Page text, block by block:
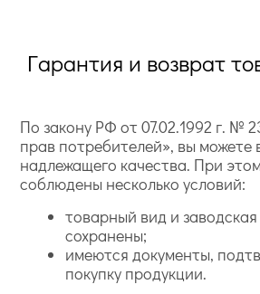
Гарантия и возврат
По закону РФ от 07.02.1992 г. №
прав потребителей», вы можете
надлежащего качества. При
соблюдены несколько условий:
товарный вид и заводская
сохранены;
имеются документы,
покупку продукции.